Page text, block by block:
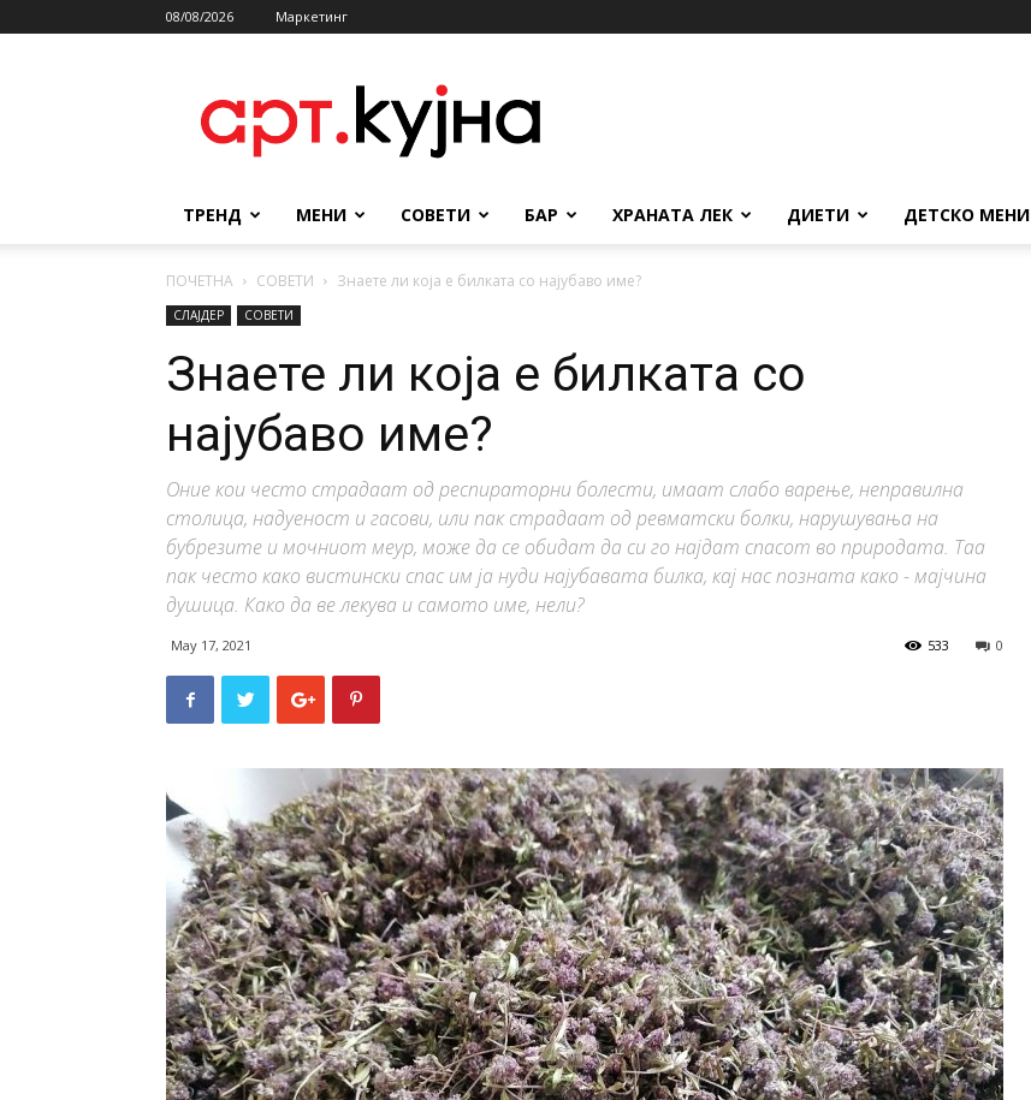
08/08/2026 Маркетинг
ТРЕНД МЕНИ СОВЕТИ БАР ХРАНАТА ЛЕК ДИЕТИ ДЕТСКО МЕНИ
ПОЧЕТНА СОВЕТИ Знаете ли која е билката со најубаво име?
СЛАЈДЕР СОВЕТИ
Знаете ли која е билката со
најубаво име?
Оние кои често страдаат од респираторни болести, имаат слабо варење, неправилна
столица, надуеност и гасови, или пак страдаат од ревматски болки, нарушувања на
бубрезите и мочниот меур, може да се обидат да си го најдат спасот во природата. Таа
пак често како вистински спас им ја нуди најубавата билка, кај нас позната како - мајчина
душица. Како да ве лекува и самото име, нели?
May 17, 2021 0
533